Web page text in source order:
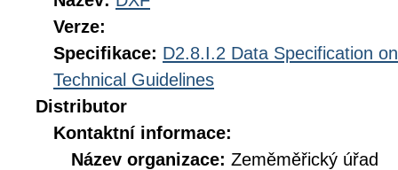
Verze:
Specifikace: D2.8.I.2 Data Specification
Technical Guidelines
Distributor
Kontaktní informace:
Název organizace: Zeměměřický úřad